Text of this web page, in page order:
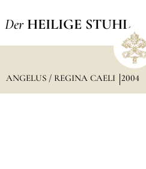
Der HEILIGE STUHL
ANGELUS / REGINA CAELI 2004